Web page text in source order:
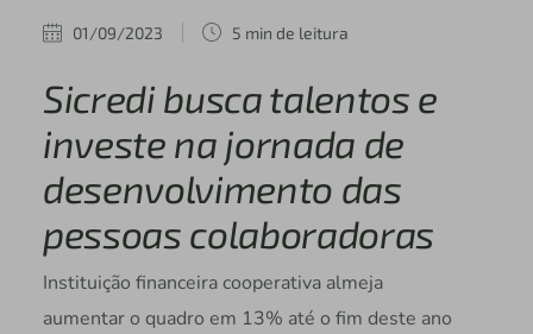
01/09/2023 5 min de leitura
Sicredi busca talentos e
investe na jornada de
desenvolvimento das
pessoas colaboradoras
Instituição financeira cooperativa almeja
aumentar o quadro em 13% até o fim deste ano